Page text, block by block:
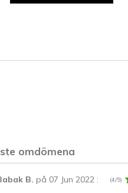
omdömena
B. på 07 Jun 2022 : (4/5)